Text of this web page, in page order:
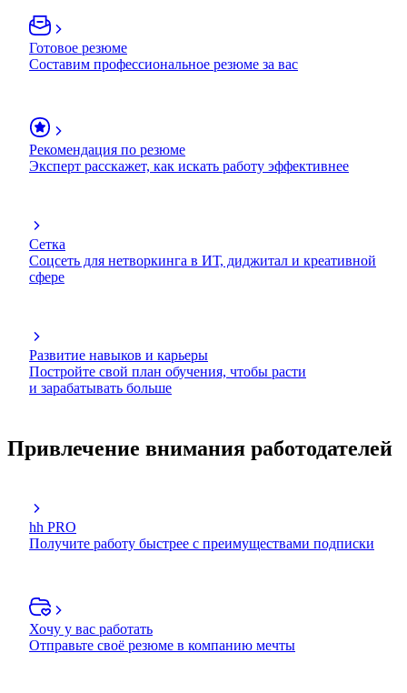
Готовое резюме
Составим профессиональное резюме за вас
Рекомендация по резюме
Эксперт расскажет, как искать работу эффективнее
Сетка
Соцсеть для нетворкинга в ИТ, диджитал и креативной
сфере
Развитие навыков и карьеры
Постройте свой план обучения, чтобы расти
и зарабатывать больше
Привлечение внимания работодателей
hh PRO
Получите работу быстрее с преимуществами подписки
Хочу у вас работать
Отправьте своё резюме в компанию мечты